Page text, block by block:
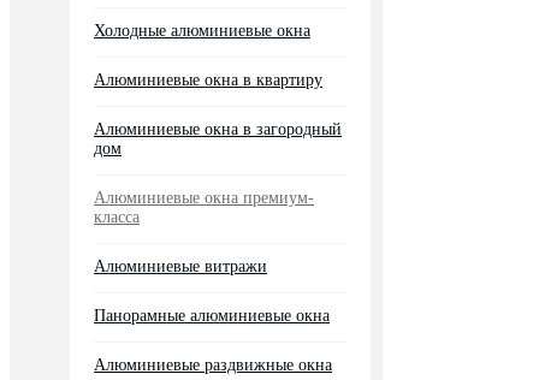
Холодные алюминиевые окна
Алюминиевые окна в квартиру
Алюминиевые окна в загородный
дом
Алюминиевые окна премиум-
класса
Алюминиевые витражи
Панорамные алюминиевые окна
Алюминиевые раздвижные окна